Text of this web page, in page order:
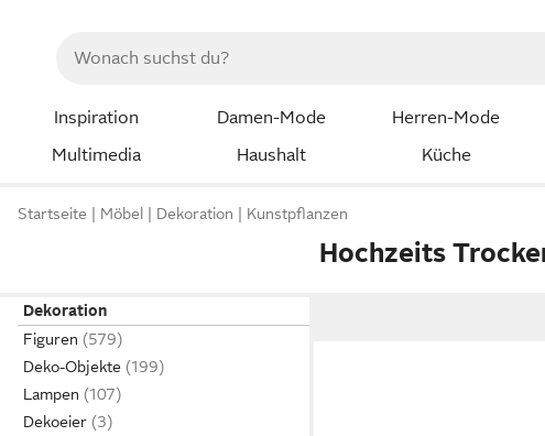
Inspiration Damen-Mode Herren-Mode
Multimedia
Haushalt Küche
Startseite Möbel Dekoration Kunstpflanzen
Hochzeits
Dekoration
Figuren
Deko-Objekte
Lampen
Dekoeier